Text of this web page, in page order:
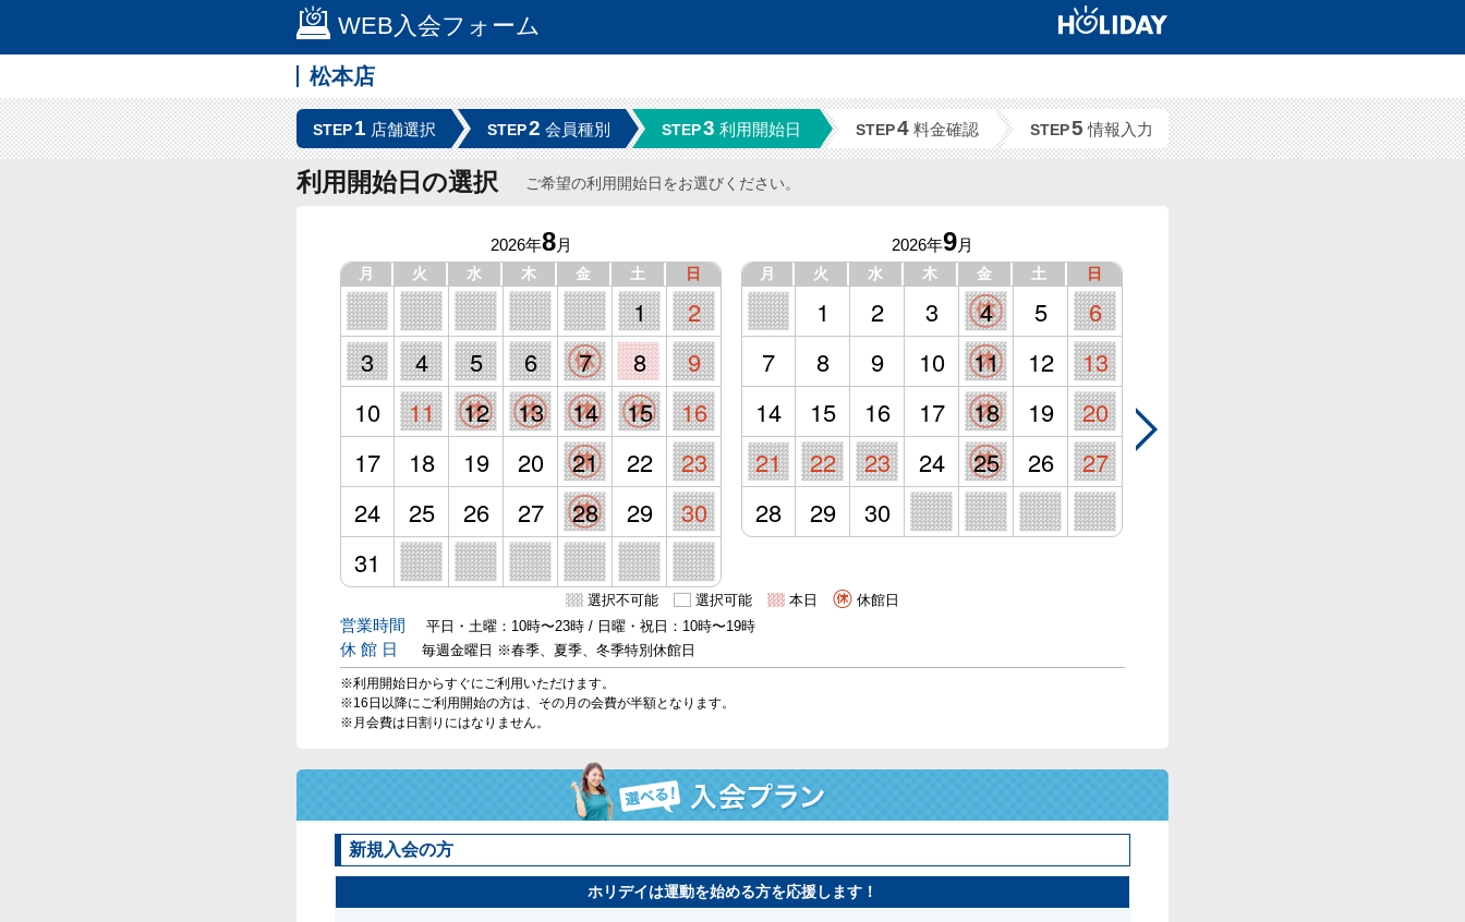
WEB入会フォーム
松本店
STEP1 店舗選択 STEP2 会員種別 STEP3 利用開始日 STEP4 料金確認 STEP5 情報入力
利用開始日の選択 ご希望の利用開始日をお選びください。
2026年8月
月 火 水 木 金 土 日
1
2
3
4 5 6 7 8
9
10
11 12 13 14 15
16
17
18 19 20 21 22
23
24
25 26 27 28 29
30
31
2026年9月
月 火 水 木 金 土 日
1 2 3 4 5
6
7
8 9 10 11 12
13
14
15 16 17 18 19
20
21
22 23 24 25 26
27
28
29 30
選択不可能 選択可能 本日 休館日
営業時間 平日・土曜：10時〜23時 / 日曜・祝日：10時〜19時
休 館 日 毎週金曜日 ※春季、夏季、冬季特別休館日
※利用開始日からすぐにご利用いただけます。
※16日以降にご利用開始の方は、その月の会費が半額となります。
※月会費は日割りにはなりません。
新規入会の方
ホリデイは運動を始める方を応援します！